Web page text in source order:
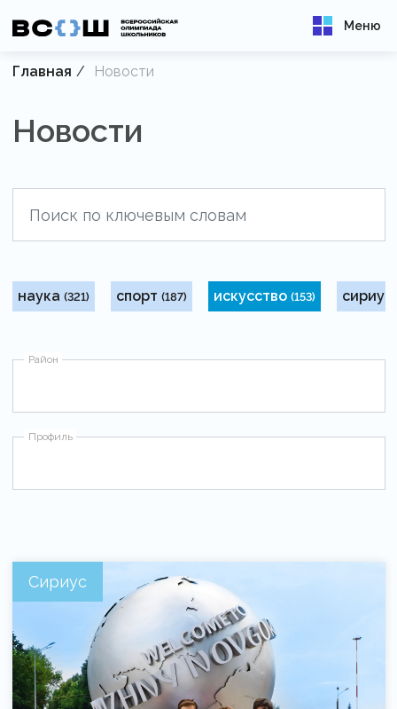
Меню
Главная Новости
Новости
наука (321) спорт (187) искусство (153) сириус
Район
Профиль
Сириус